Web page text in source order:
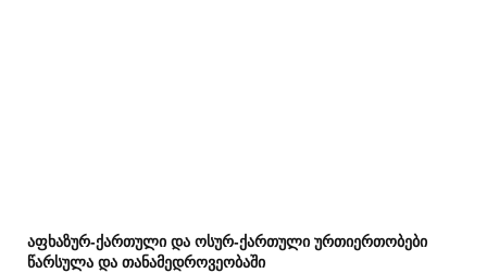
აფხაზურ-ქართული და ოსურ-ქართული ურთიერთობები
წარსულა და თანამედროვეობაში